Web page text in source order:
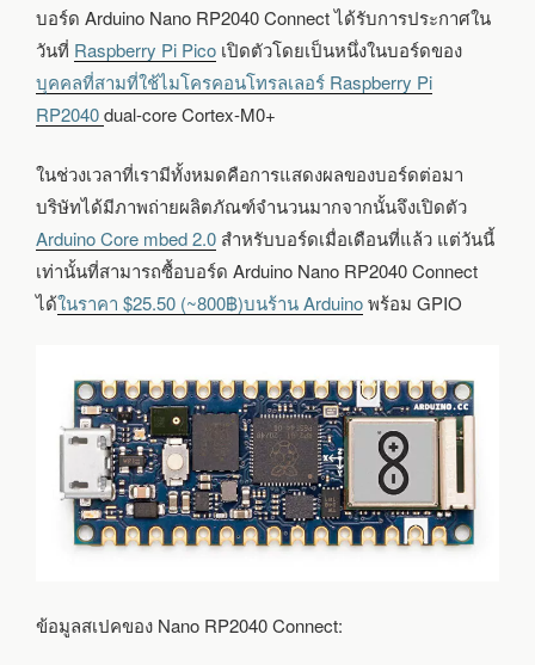
มี
และ
BLUETOOTH
บอร์ด Arduino Nano RP2040 Connect ได้รับการประกาศใน
วันที่ Raspberry Pi Pico เปิดตัวโดยเป็นหนึ่งในบอร์ดของ
บุคคลที่สามที่ใช้ไมโครคอนโทรลเลอร์ Raspberry Pi
RP2040dual-core Cortex-M0+
ในช่วงเวลาที่เรามีทั้งหมดคือการแสดงผลของบอร์ดต่อมา
บริษัทได้มีภาพถ่ายผลิตภัณฑ์จำนวนมากจากนั้นจึงเปิดตัว
Arduino Core mbed 2.0 สำหรับบอร์ดเมื่อเดือนที่แล้ว แต่วันนี้
เท่านั้นที่สามารถซื้อบอร์ด Arduino Nano RP2040 Connect
ได้ในราคา $25.50 (~800฿)บนร้าน Arduinoพร้อม GPIO
ข้อมูลสเปคของ Nano RP2040 Connect: